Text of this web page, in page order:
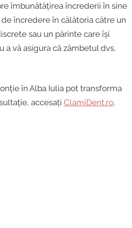
îmbunătățirea încrederii în sine
încredere în călătoria către un
sau un părinte care își
vă asigura că zâmbetul dvs.
în Alba Iulia pot transforma
accesați ClamiDent.ro.